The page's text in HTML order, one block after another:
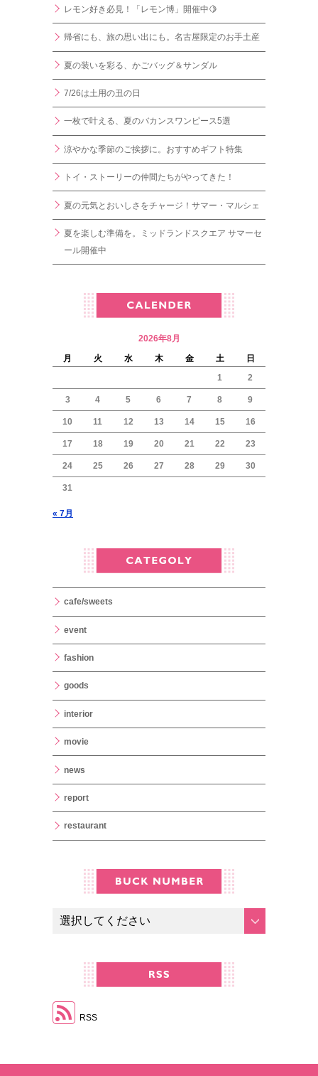
レモン好き必見！「レモン博」開催中🍋
帰省にも、旅の思い出にも。名古屋限定のお手土産
夏の装いを彩る、かごバッグ＆サンダル
7/26は土用の丑の日
一枚で叶える、夏のバカンスワンピース5選
涼やかな季節のご挨拶に。おすすめギフト特集
トイ・ストーリーの仲間たちがやってきた！
夏の元気とおいしさをチャージ！サマー・マルシェ
夏を楽しむ準備を。ミッドランドスクエア サマーセ
ール開催中
2026年8月
月
火 水 木 金 土
日
1
2
3 4 5 6 7 8 9
10 11 12 13 14 15 16
17 18 19 20 21 22 23
24 25 26 27 28 29 30
31
« 7月
cafe/sweets
event
fashion
goods
interior
movie
news
report
restaurant
RSS